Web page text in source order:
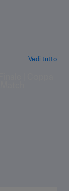
Vedi tutto